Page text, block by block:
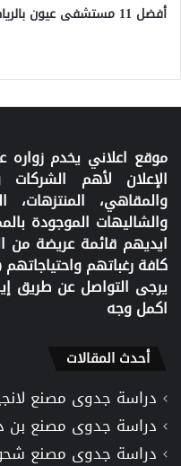
أفضل 11 مستشفى عيون بالرياض
موقع اعلاني يخدم
الإعلان لأهم
والمقاهي، المنتزهات،
والشاليهات الموجودة
ايديهم قائمة عريضة من
كافة رغباتهم
يرجى التواصل عن طريق
اكمل وجه
أحدث المقالات
دراسة جدوى مصنع
دراسة جدوى مصنع بن
دراسة جدوى مصنع